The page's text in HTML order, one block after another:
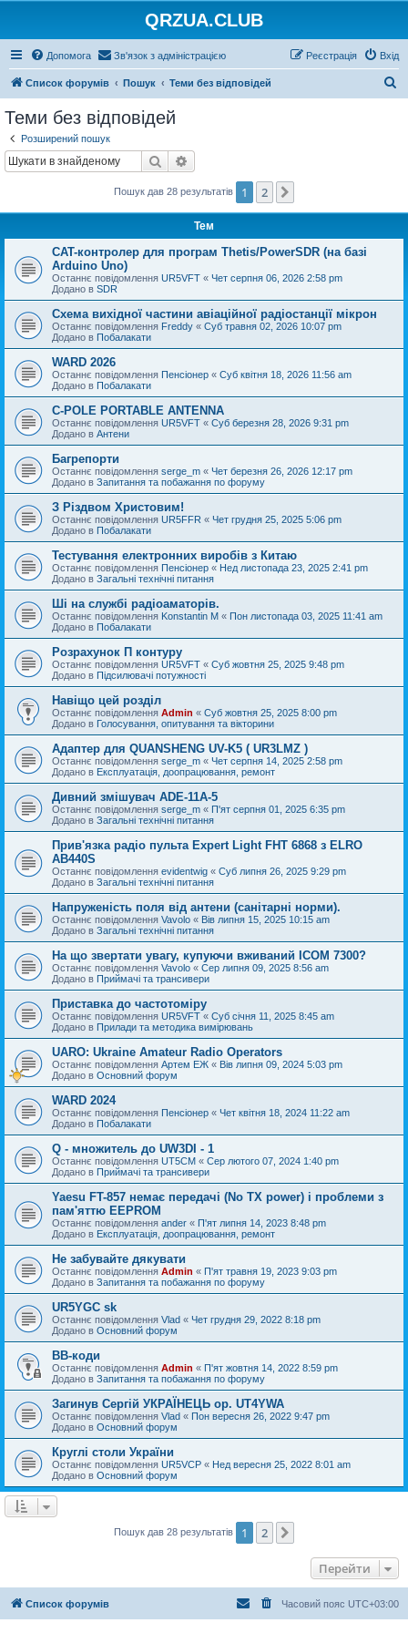
QRZUA.CLUB
Допомога Зв'язок з адміністрацією Вхід
Реєстрація
Список форумів Пошук Теми без відповідей
Теми без відповідей
Розширений пошук
Пошук
Пошук дав 28 результатів 1 2
Тем
CAT-контролер для програм Thetis/PowerSDR (на базі
Arduino Uno)
Останнє повідомлення UR5VFT « Чет серпня 06, 2026 2:58 pm
Додано в SDR
Схема вихідної частини авіаційної радіостанції мікрон
Останнє повідомлення Freddy « Суб травня 02, 2026 10:07 pm
Додано в Побалакати
WARD 2026
Останнє повідомлення Пенсіонер « Суб квітня 18, 2026 11:56 am
Додано в Побалакати
C-POLE PORTABLE ANTENNA
Останнє повідомлення UR5VFT « Суб березня 28, 2026 9:31 pm
Додано в Антени
Багрепорти
Останнє повідомлення serge_m « Чет березня 26, 2026 12:17 pm
Додано в Запитання та побажання по форуму
З Різдвом Христовим!
Останнє повідомлення UR5FFR « Чет грудня 25, 2025 5:06 pm
Додано в Побалакати
Тестування електронних виробів з Китаю
Останнє повідомлення Пенсіонер « Нед листопада 23, 2025 2:41 pm
Додано в Загальні технічні питання
Ші на службі радіоаматорів.
Останнє повідомлення Konstantin M « Пон листопада 03, 2025 11:41 am
Додано в Побалакати
Розрахунок П контуру
Останнє повідомлення UR5VFT « Суб жовтня 25, 2025 9:48 pm
Додано в Підсилювачі потужності
Навіщо цей розділ
Останнє повідомлення Admin « Суб жовтня 25, 2025 8:00 pm
Додано в Голосування, опитування та вікторини
Адаптер для QUANSHENG UV-K5 ( UR3LMZ )
Останнє повідомлення serge_m « Чет серпня 14, 2025 2:58 pm
Додано в Експлуатація, доопрацювання, ремонт
Дивний змішувач ADE-11A-5
Останнє повідомлення serge_m « П'ят серпня 01, 2025 6:35 pm
Додано в Загальні технічні питання
Прив'язка радіо пульта Expert Light FHT 6868 з ELRO
AB440S
Останнє повідомлення evidentwig « Суб липня 26, 2025 9:29 pm
Додано в Загальні технічні питання
Напруженість поля від антени (санітарні норми).
Останнє повідомлення Vavolo « Вів липня 15, 2025 10:15 am
Додано в Загальні технічні питання
На що звертати увагу, купуючи вживаний ICOM 7300?
Останнє повідомлення Vavolo « Сер липня 09, 2025 8:56 am
Додано в Приймачі та трансивери
Приставка до частотоміру
Останнє повідомлення UR5VFT « Суб січня 11, 2025 8:45 am
Додано в Прилади та методика вимірювань
UARO: Ukraine Аmateur Radio Operators
Останнє повідомлення Артем ЕЖ « Вів липня 09, 2024 5:03 pm
Додано в Основний форум
WARD 2024
Останнє повідомлення Пенсіонер « Чет квітня 18, 2024 11:22 am
Додано в Побалакати
Q - множитель до UW3DI - 1
Останнє повідомлення UT5CM « Сер лютого 07, 2024 1:40 pm
Додано в Приймачі та трансивери
Yaesu FT-857 немає передачі (No TX power) і проблеми з
пам'яттю EEPROM
Останнє повідомлення ander « П'ят липня 14, 2023 8:48 pm
Додано в Експлуатація, доопрацювання, ремонт
Не забувайте дякувати
Останнє повідомлення Admin « П'ят травня 19, 2023 9:03 pm
Додано в Запитання та побажання по форуму
UR5YGC sk
Останнє повідомлення Vlad « Чет грудня 29, 2022 8:18 pm
Додано в Основний форум
BB-коди
Останнє повідомлення Admin « П'ят жовтня 14, 2022 8:59 pm
Додано в Запитання та побажання по форуму
Загинув Сергій УКРАЇНЕЦЬ op. UT4YWA
Останнє повідомлення Vlad « Пон вересня 26, 2022 9:47 pm
Додано в Основний форум
Круглі столи України
Останнє повідомлення UR5VCP « Нед вересня 25, 2022 8:01 am
Додано в Основний форум
Пошук дав 28 результатів 1 2
Перейти
Список форумів Часовий пояс UTC+03:00